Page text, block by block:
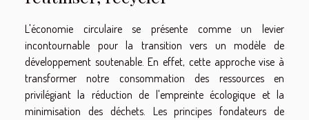
L'économie circulaire se présente comme un levier
incontournable pour la transition vers un modèle de
développement soutenable. En effet, cette approche vise à
transformer notre consommation des ressources en
privilégiant la réduction de l'empreinte écologique et la
minimisation des déchets. Les principes fondateurs de